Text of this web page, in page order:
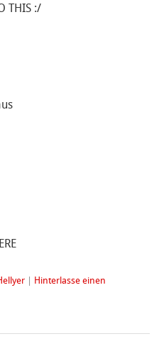
THIS :/
Hinterlasse einen